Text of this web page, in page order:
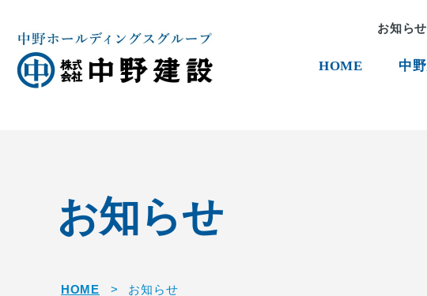
お知らせ
HOME 中
お知らせ
HOME > お知らせ